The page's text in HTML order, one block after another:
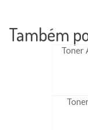
Também
Toner